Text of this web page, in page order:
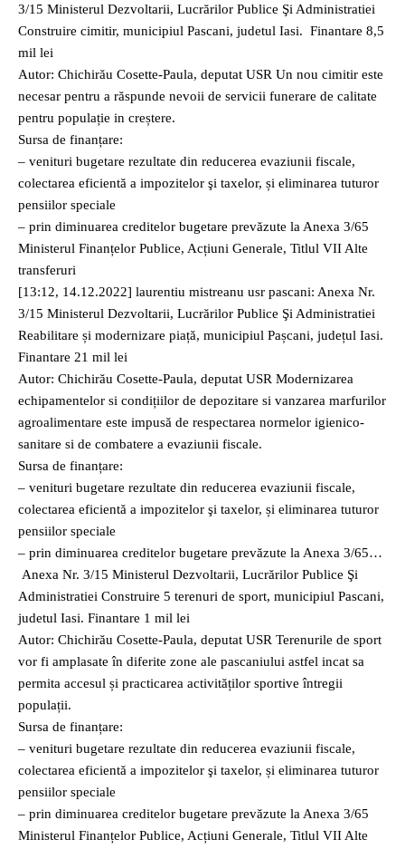
3/15 Ministerul Dezvoltarii, Lucrărilor Publice Şi Administratiei
Construire cimitir, municipiul Pascani, judetul Iasi. Finantare 8,5
mil lei
Autor: Chichirău Cosette-Paula, deputat USR Un nou cimitir este
necesar pentru a răspunde nevoii de servicii funerare de calitate
pentru populație in creștere.
Sursa de finanțare:
– venituri bugetare rezultate din reducerea evaziunii fiscale,
colectarea eficientă a impozitelor şi taxelor, și eliminarea tuturor
pensiilor speciale
– prin diminuarea creditelor bugetare prevăzute la Anexa 3/65
Ministerul Finanțelor Publice, Acțiuni Generale, Titlul VII Alte
transferuri
[13:12, 14.12.2022] laurentiu mistreanu usr pascani: Anexa Nr.
3/15 Ministerul Dezvoltarii, Lucrărilor Publice Şi Administratiei
Reabilitare și modernizare piață, municipiul Pașcani, județul Iasi.
Finantare 21 mil lei
Autor: Chichirău Cosette-Paula, deputat USR Modernizarea
echipamentelor si condițiilor de depozitare si vanzarea marfurilor
agroalimentare este impusă de respectarea normelor igienico-
sanitare si de combatere a evaziunii fiscale.
Sursa de finanțare:
– venituri bugetare rezultate din reducerea evaziunii fiscale,
colectarea eficientă a impozitelor şi taxelor, și eliminarea tuturor
pensiilor speciale
– prin diminuarea creditelor bugetare prevăzute la Anexa 3/65…
Anexa Nr. 3/15 Ministerul Dezvoltarii, Lucrărilor Publice Şi
Administratiei Construire 5 terenuri de sport, municipiul Pascani,
judetul Iasi. Finantare 1 mil lei
Autor: Chichirău Cosette-Paula, deputat USR Terenurile de sport
vor fi amplasate în diferite zone ale pascaniului astfel incat sa
permita accesul și practicarea activităților sportive întregii
populații.
Sursa de finanțare:
– venituri bugetare rezultate din reducerea evaziunii fiscale,
colectarea eficientă a impozitelor şi taxelor, și eliminarea tuturor
pensiilor speciale
– prin diminuarea creditelor bugetare prevăzute la Anexa 3/65
Ministerul Finanțelor Publice, Acțiuni Generale, Titlul VII Alte